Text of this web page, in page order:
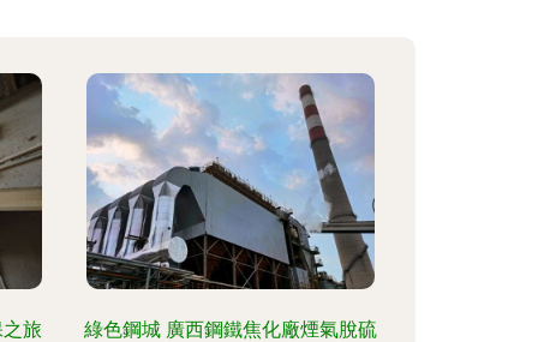
旅
綠色鋼城 廣西鋼鐵焦化廠煙氣脫硫